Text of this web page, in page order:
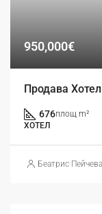
950,000€
Продава
676площ m²
ХОТЕЛ
Беатрис Пейчева